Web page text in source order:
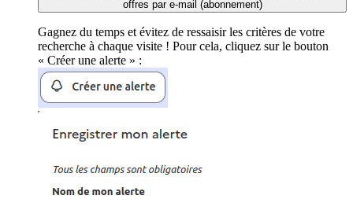
offres par e-mail (abonnement)
Gagnez du temps et évitez de ressaisir les critères de votre
recherche à chaque visite ! Pour cela, cliquez sur le bouton
« Créer une alerte » :